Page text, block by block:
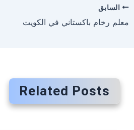
السابق
معلم رخام باكستاني في الكويت
Related Posts